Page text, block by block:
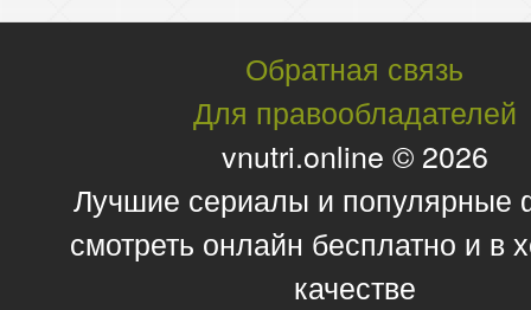
Обратная связь
Для правообладателей
vnutri.online © 2026
Лучшие сериалы и
смотреть онлайн бесплатно и в
качестве